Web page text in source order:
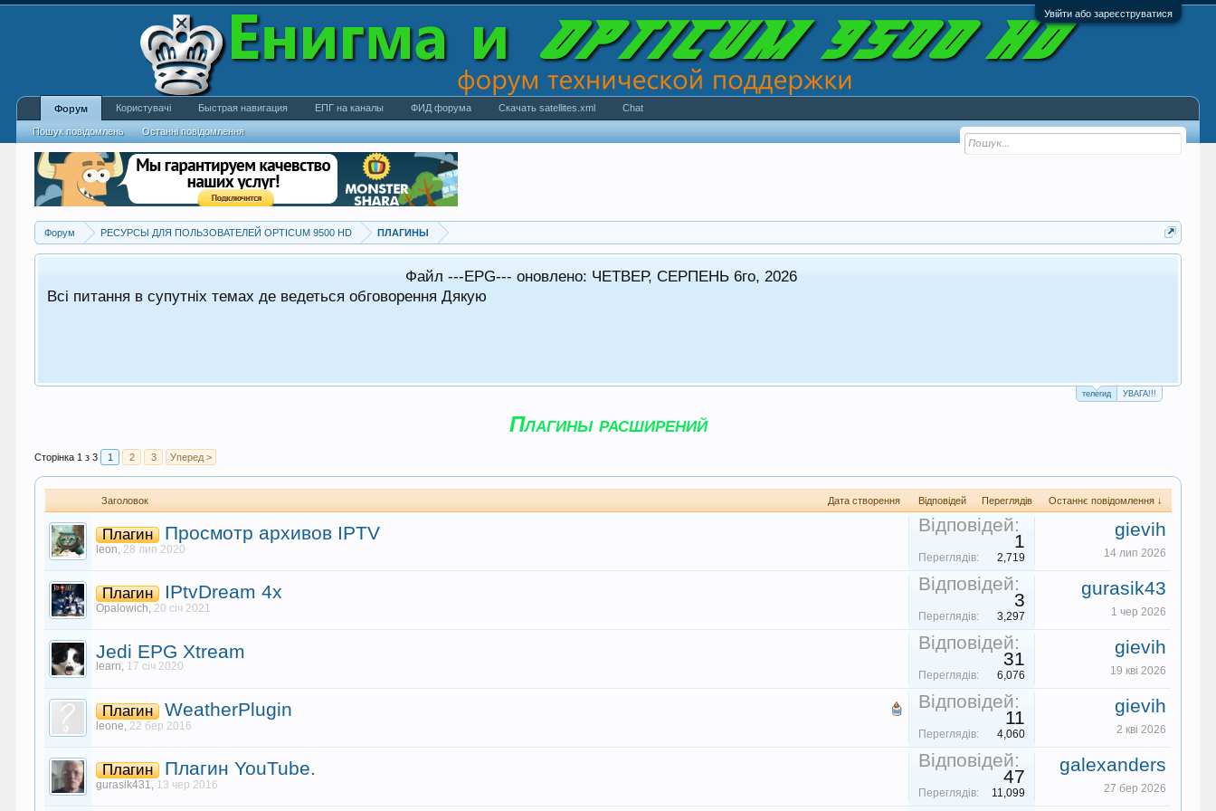
Увійти або зареєструватися
Форум РЕСУРСЫ ДЛЯ ПОЛЬЗОВАТЕЛЕЙ OPTICUM 9500 HD ПЛАГИНЫ
Файл ---EPG--- оновлено: ЧЕТВЕР, СЕРПЕНЬ 6го, 2026
Всі питання в супутніх темах де ведеться обговорення Дякую
телегид УВАГА!!!
Плагины расширений
Сторінка 1 з 3 1 2 3 Уперед >
Заголовок Дата створення Відповідей Переглядів Останнє повідомлення ↓
Плагин Просмотр архивов IPTV
leon, 28 лип 2020
Відповідей:
1
Переглядів: 2,719
gievih
14 лип 2026
Плагин IPtvDream 4x
Opalowich, 20 січ 2021
Відповідей:
3
Переглядів: 3,297
gurasik43
1 чер 2026
Jedi EPG Xtream
learn, 17 січ 2020
Відповідей:
31
Переглядів: 6,076
gievih
19 кві 2026
Плагин WeatherPlugin
leone, 22 бер 2016
Відповідей:
11
Переглядів: 4,060
gievih
2 кві 2026
Плагин Плагин YouTube.
gurasik431, 13 чер 2016
Відповідей:
47
Переглядів: 11,099
galexanders
27 бер 2026
Форум
Пошук повідомлень Останні повідомлення
Користувачі Быстрая навигация ЕПГ на каналы ФИД форума Скачать satellites.xml Chat